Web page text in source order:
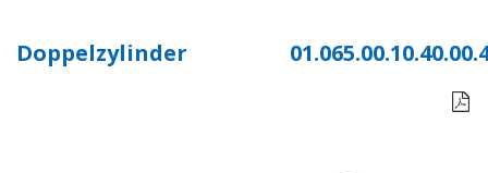
Doppelzylinder
